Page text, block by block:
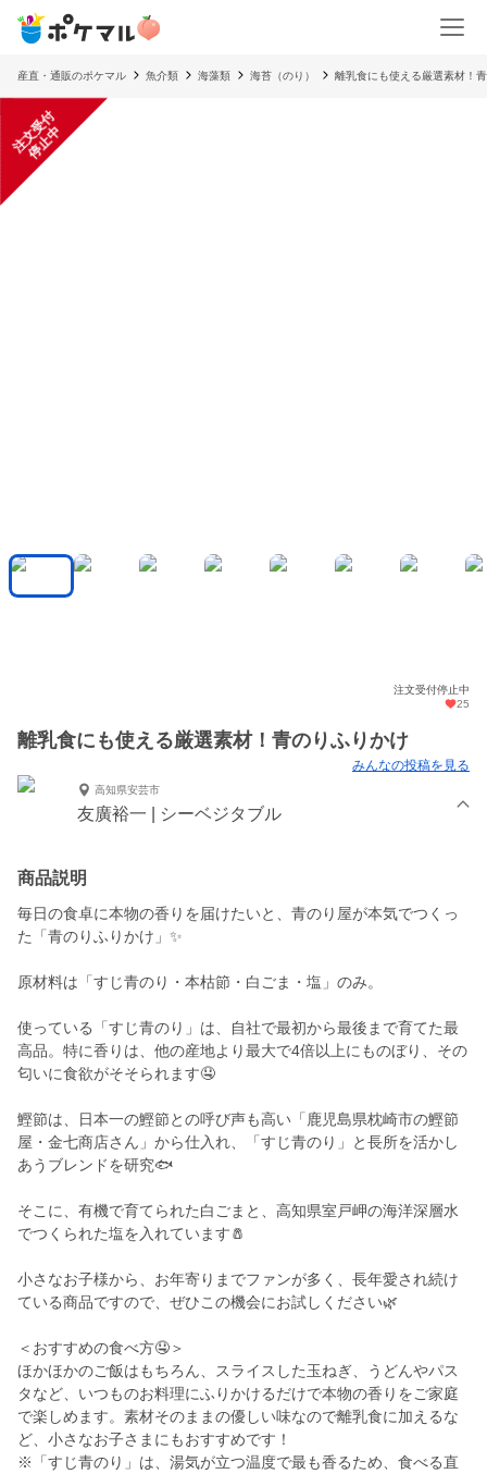
産直・通販のポケマル 魚介類 海藻類 海苔（のり） 離乳食にも使える厳選素材！
注
文
受
付
停
止
中
注文受付停止中
25
離乳食にも使える厳選素材！青のりふりかけ
みんなの投稿を見る
高知県安芸市
友廣裕一 | シーベジタブル
商品説明
毎日の食卓に本物の香りを届けたいと、青のり屋が本気でつくっ
た「青のりふりかけ」✨
原材料は「すじ青のり・本枯節・白ごま・塩」のみ。
使っている「すじ青のり」は、自社で最初から最後まで育てた最
高品。特に香りは、他の産地より最大で4倍以上にものぼり、その
匂いに食欲がそそられます🤤
鰹節は、日本一の鰹節との呼び声も高い「鹿児島県枕崎市の鰹節
屋・金七商店さん」から仕入れ、「すじ青のり」と長所を活かし
あうブレンドを研究🐟
そこに、有機で育てられた白ごまと、高知県室戸岬の海洋深層水
でつくられた塩を入れています🧂
小さなお子様から、お年寄りまでファンが多く、長年愛され続け
ている商品ですので、ぜひこの機会にお試しください🌿
＜おすすめの食べ方🤤＞
ほかほかのご飯はもちろん、スライスした玉ねぎ、うどんやパス
タなど、いつものお料理にふりかけるだけで本物の香りをご家庭
で楽しめます。素材そのままの優しい味なので離乳食に加えるな
ど、小さなお子さまにもおすすめです！
※「すじ青のり」は、湯気が立つ温度で最も香るため、食べる直